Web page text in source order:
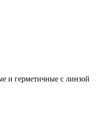
герметичные с линзой